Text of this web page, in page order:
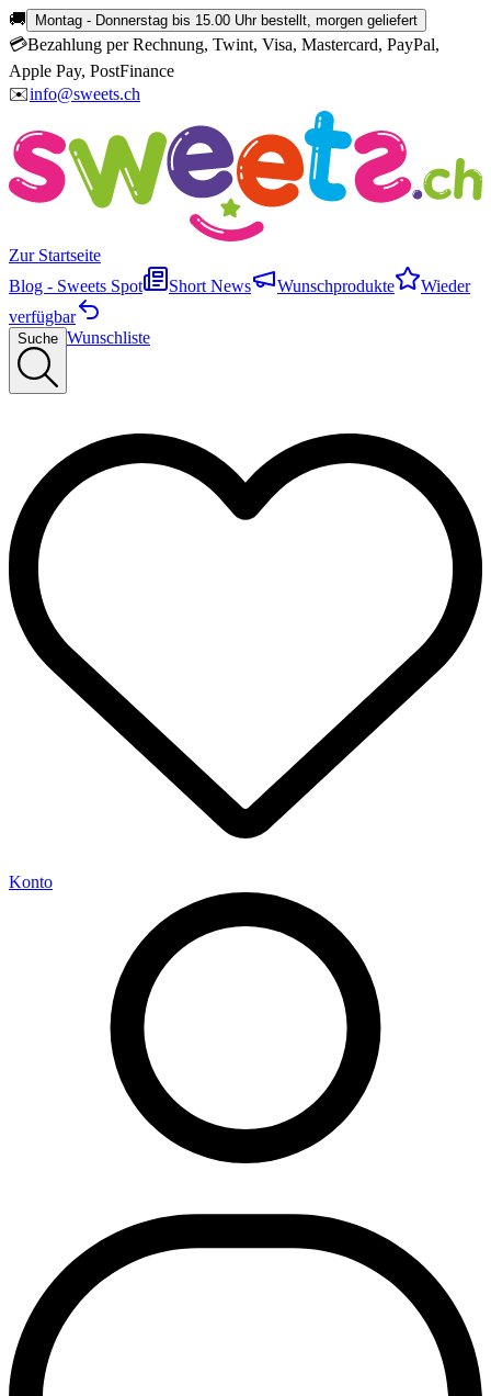
🚚 Montag - Donnerstag bis 15.00 Uhr bestellt, morgen geliefert
💳Bezahlung per Rechnung, Twint, Visa, Mastercard, PayPal,
Apple Pay, PostFinance
✉️info@sweets.ch
Zur Startseite
Blog - Sweets Spot
Short News Wunschprodukte
Wieder
verfügbar
Suche Wunschliste
Konto